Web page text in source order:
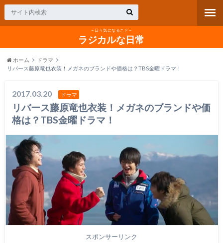
～日々気になること～
ラジカルな日常
ホーム
ドラマ
リバース藤原竜也衣装！メガネのブランドや価格は？TBS金曜ドラマ！
2017.03.20 ドラマ
リバース藤原竜也衣装！メガネのブランドや価
格は？TBS金曜ドラマ！
スポンサーリンク